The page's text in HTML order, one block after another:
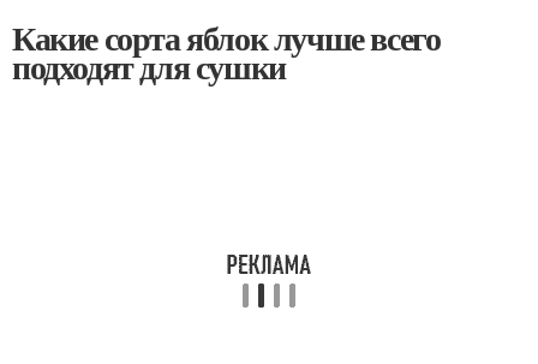
Какие сорта яблок лучше всего
подходят для сушки